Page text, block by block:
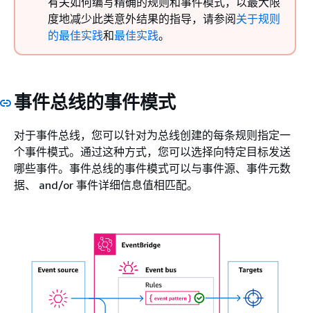
度地减少此类意外结果的指导，请参阅关于规则
的最佳实践和最佳实践。
事件总线的事件模式
对于事件总线，您可以针对为总线创建的每条规则指定一
个事件模式。通过这种方式，您可以选择向特定目标发送
哪些事件。事件总线的事件模式可以与事件源、事件元数
据、 and/or 事件详细信息值相匹配。